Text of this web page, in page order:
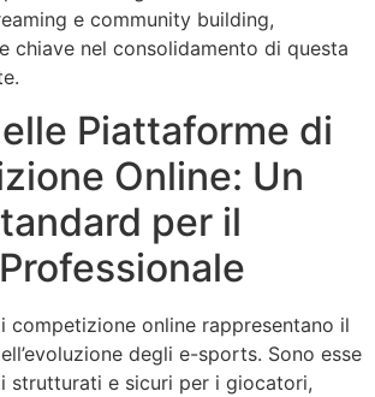
e community building,
chiave nel consolidamento di questa
Piattaforme di
Online: Un
per il
competizione online rappresentano il
degli e-sports. Sono esse
strutturati e sicuri per i giocatori,